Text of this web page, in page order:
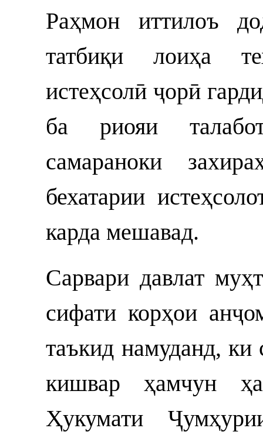
Раҳмон иттилоъ
татбиқи лоиҳа
истеҳсолӣ ҷорӣ
ба риояи
самараноки
бехатарии
карда мешавад.
Сарвари давлат
сифати корҳои
таъкид намуданд, ки
кишвар ҳамчун
Ҳукумати